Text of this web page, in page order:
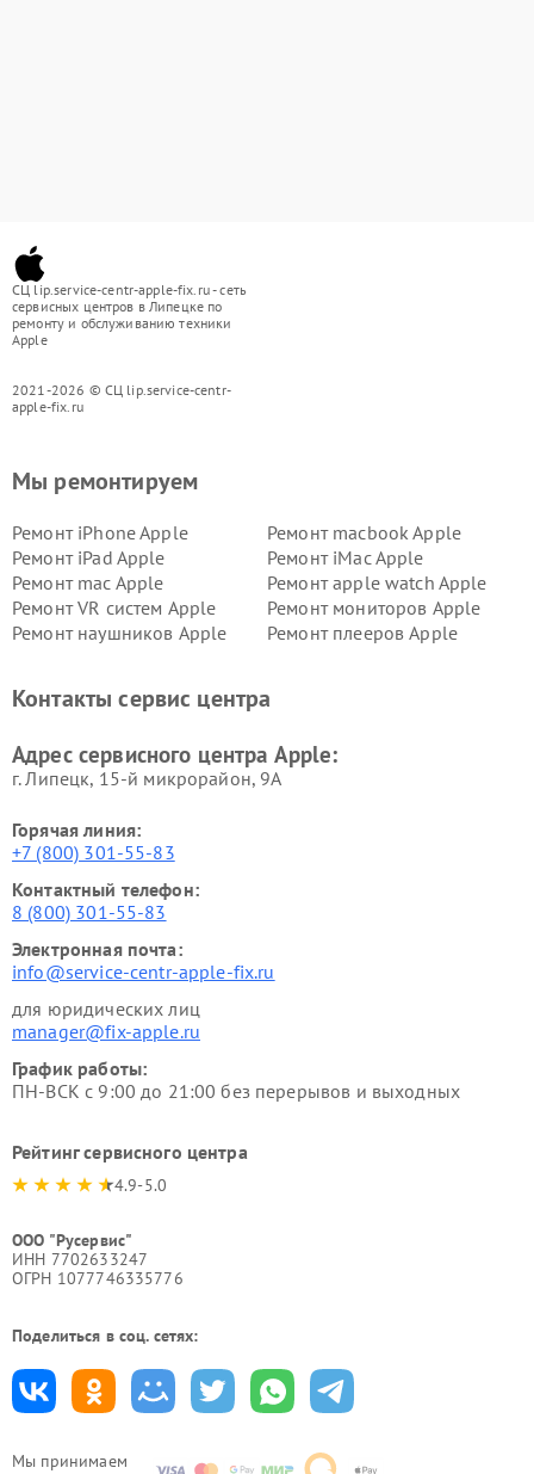
СЦ lip.service-centr-apple-fix.ru - сеть
сервисных центров в Липецке по
ремонту и обслуживанию техники
Apple
2021-2026 © СЦ lip.service-centr-
apple-fix.ru
Мы принимаем
Мы ремонтируем
Ремонт iPhone Apple
Ремонт macbook Apple
Ремонт iPad Apple
Ремонт iMac Apple
Ремонт mac Apple
Ремонт apple watch Apple
Ремонт VR систем Apple
Ремонт мониторов Apple
Ремонт наушников Apple
Ремонт плееров Apple
Контакты сервис центра
Адрес сервисного центра Apple:
г. Липецк, 15-й микрорайон, 9А
Горячая линия:
+7 (800) 301-55-83
Контактный телефон:
8 (800) 301-55-83
Электронная почта:
info@service-centr-apple-fix.ru
для юридических лиц
manager@fix-apple.ru
График работы:
ПН-ВСК с 9:00 до 21:00 без перерывов и выходных
Рейтинг сервисного центра
4.9-5.0
ООО "Русервис"
ИНН 7702633247
ОГРН 1077746335776
Поделиться в соц. сетях: